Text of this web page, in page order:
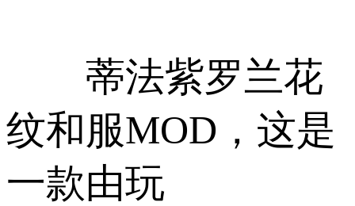
蒂法紫罗兰花
纹和服MOD，这是
一款由玩